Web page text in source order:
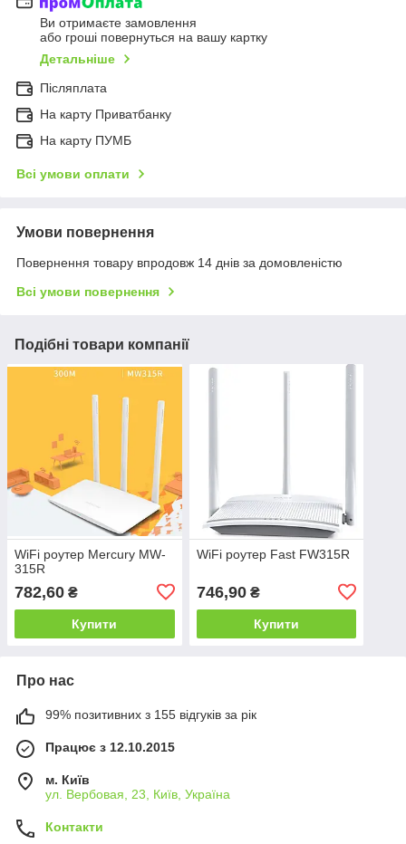
Ви отримаєте замовлення
або гроші повернуться на вашу картку
Детальніше
Післяплата
На карту Приватбанку
На карту ПУМБ
Всі умови оплати
Умови повернення
Повернення товару впродовж 14 днів за домовленістю
Всі умови повернення
Подібні товари компанії
WiFi роутер Mercury MW-
315R
782,60 ₴
Купити
WiFi роутер Fast FW315R
746,90₴
Купити
Про нас
99% позитивних з 155 відгуків за рік
Працює з 12.10.2015
м. Київ
ул. Вербовая, 23, Київ, Україна
Контакти